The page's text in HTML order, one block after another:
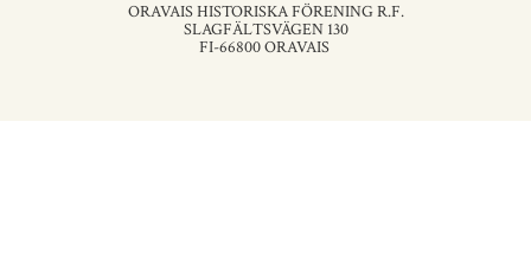
ORAVAIS HISTORISKA FÖRENING R.F.
SLAGFÄLTSVÄGEN 130
FI-66800 ORAVAIS